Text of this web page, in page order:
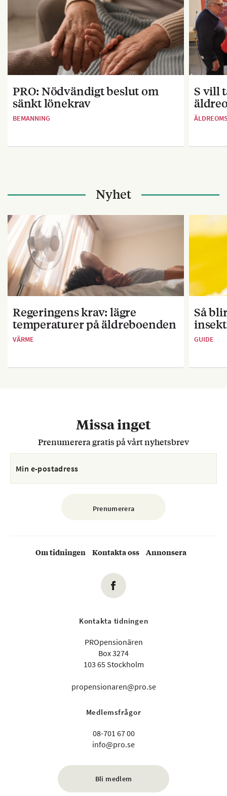
PRO: Nödvändigt beslut om
sänkt lönekrav
BEMANNING
S vill
Nyhet
Regeringens krav: lägre
temperaturer på äldreboenden
VÄRME
Så
GUIDE
Missa inget
Prenumerera gratis på vårt nyhetsbrev
Om tidningen Kontakta oss Annonsera
Kontakta tidningen
PROpensionären
Box 3274
103 65 Stockholm
propensionaren@pro.se
Medlemsfrågor
08-701 67 00
info@pro.se
Bli medlem